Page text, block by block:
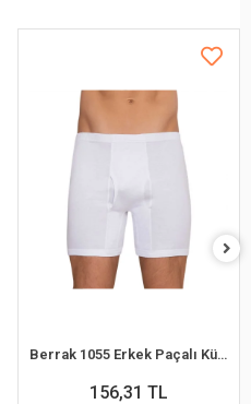
Berrak 1055 Erkek Paçalı Külot M
156,31 TL